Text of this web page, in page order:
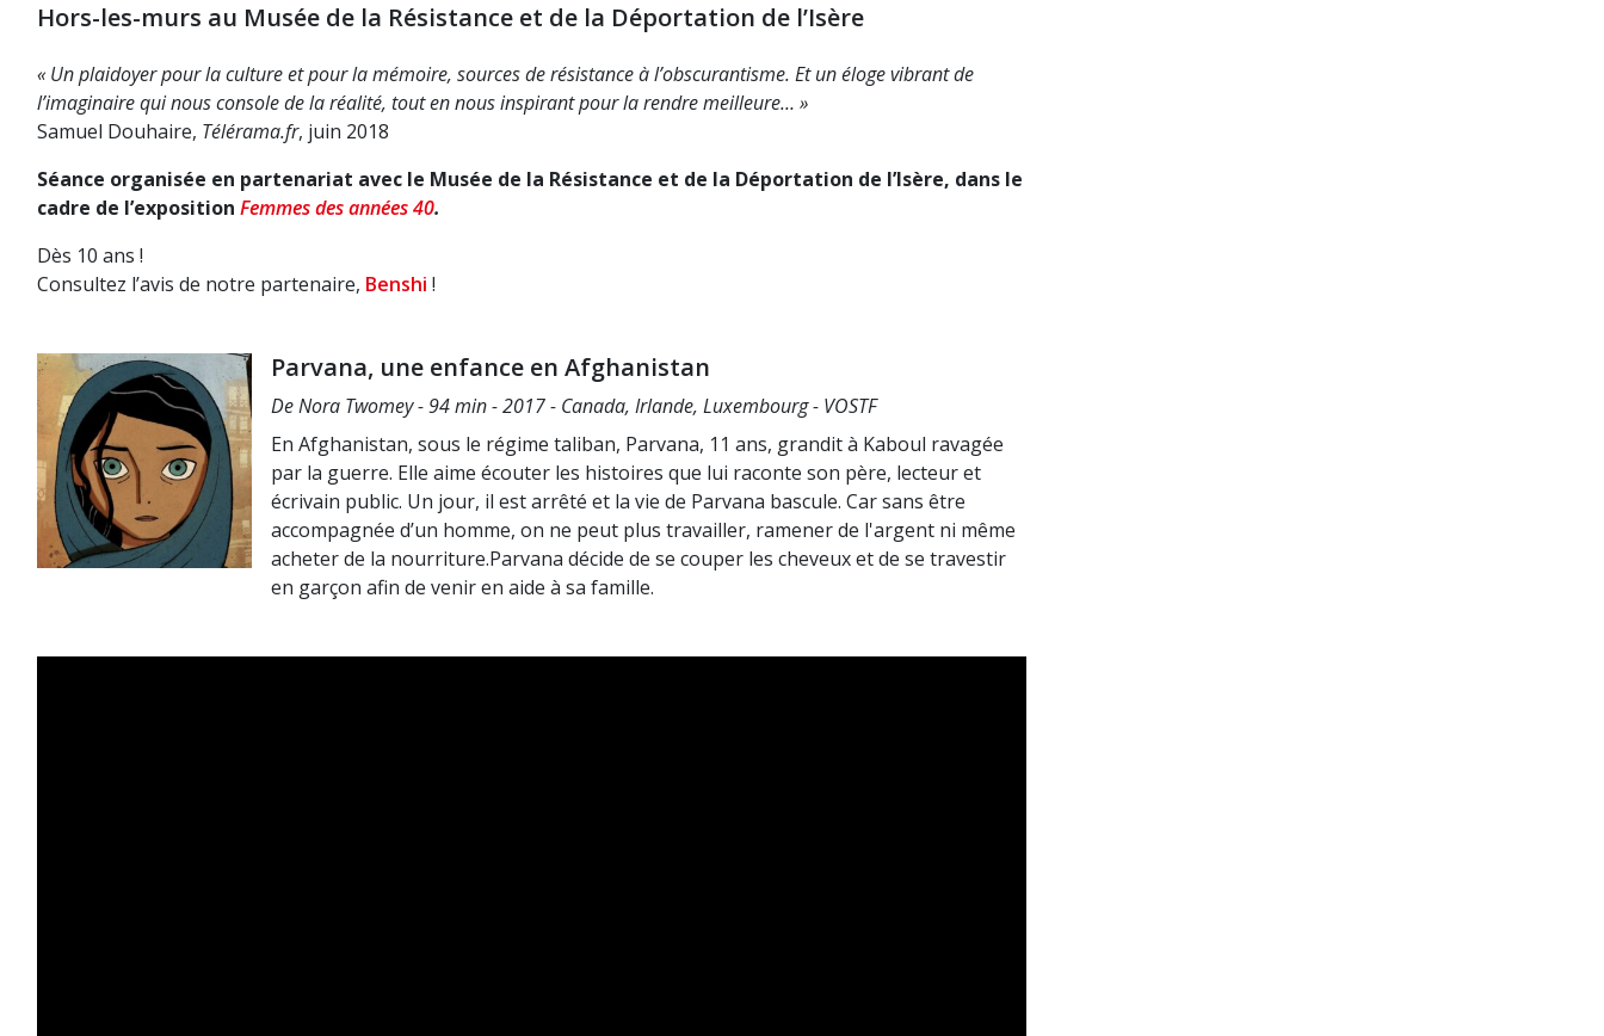
Hors-les-murs au Musée de la Résistance et de la Déportation de l’Isère
« Un plaidoyer pour la culture et pour la mémoire, sources de résistance à l’obscurantisme. Et un éloge vibrant de
l’imaginaire qui nous console de la réalité, tout en nous inspirant pour la rendre meilleure… »
Samuel Douhaire, Télérama.fr, juin 2018
Séance organisée en partenariat avec le Musée de la Résistance et de la Déportation de l’Isère, dans le
cadre de l’exposition Femmes des années 40.
Dès 10 ans !
Consultez l’avis de notre partenaire, Benshi !
Parvana, une enfance en Afghanistan
De Nora Twomey - 94 min - 2017 - Canada, Irlande, Luxembourg - VOSTF
En Afghanistan, sous le régime taliban, Parvana, 11 ans, grandit à Kaboul ravagée
par la guerre. Elle aime écouter les histoires que lui raconte son père, lecteur et
écrivain public. Un jour, il est arrêté et la vie de Parvana bascule. Car sans être
accompagnée d’un homme, on ne peut plus travailler, ramener de l'argent ni même
acheter de la nourriture.Parvana décide de se couper les cheveux et de se travestir
en garçon afin de venir en aide à sa famille.